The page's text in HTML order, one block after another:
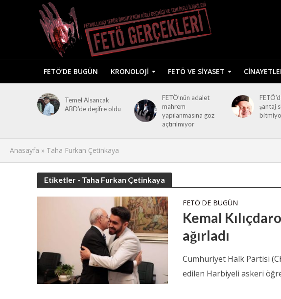
FETÖ’DE BUGÜN KRONOLOJI FETÖ VE SIYASET
Temel Alsancak
ABD’de deşifre oldu
FETÖ’nün adalet
mahrem
yapılanmasına göz
açtırılmıyor
şantaj
Anasayfa » Taha Furkan Çetinkaya
Etiketler - Taha Furkan Çetinkaya
FETÖ'DE BUGÜN
Kemal
ağırladı
Cumhuriyet Halk Partisi
edilen Harbiyeli askeri